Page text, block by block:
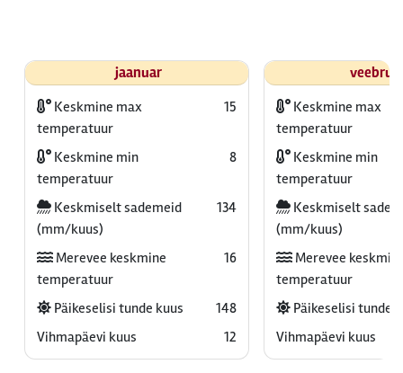
jaanuar
Keskmine max
temperatuur
15
Keskmine min
temperatuur
8
Keskmiselt sademeid
(mm/kuus)
134
Merevee keskmine
temperatuur
16
Päikeselisi tunde kuus
148
Vihmapäevi kuus
12
Keskmine max
temperatuur
Keskmine min
temperatuur
Keskmiselt
(mm/kuus)
Merevee
temperatuur
Päikeselisi tunde
Vihmapäevi kuus